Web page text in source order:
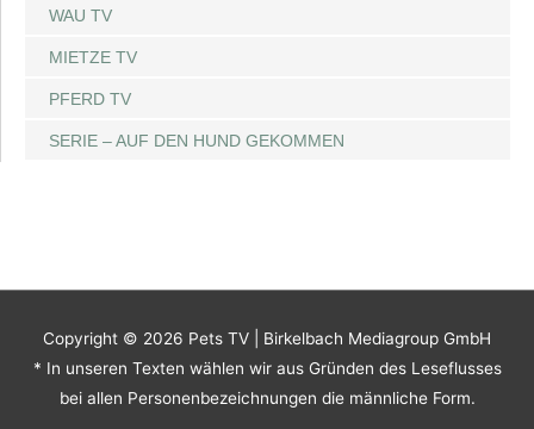
WAU TV
MIETZE TV
PFERD TV
SERIE – AUF DEN HUND GEKOMMEN
Copyright © 2026 Pets TV | Birkelbach Mediagroup GmbH
* In unseren Texten wählen wir aus Gründen des Leseflusses
bei allen Personenbezeichnungen die männliche Form.